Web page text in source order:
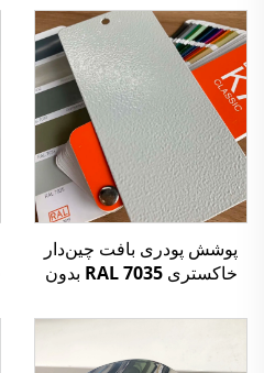
پوشش پودری بافت چین‌دار
خاکستری RAL 7035 بدون
داخلی و خارجی